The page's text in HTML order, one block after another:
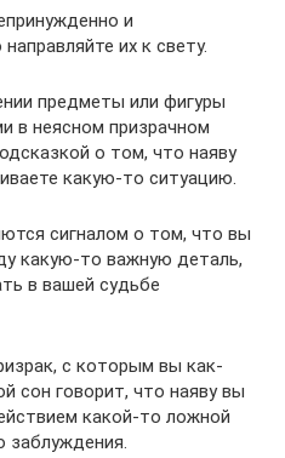
и
их к свету.
предметы или фигуры
в неясном призрачном
о том, что наяву
какую-то ситуацию.
сигналом о том, что вы
какую-то важную деталь,
в вашей судьбе
с которым вы как-
сон говорит, что наяву вы
какой-то ложной
заблуждения.